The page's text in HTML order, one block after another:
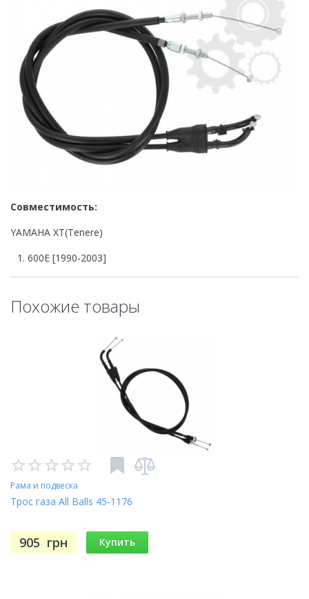
Совместимость:
YAMAHA XT(Tenere)
600E [1990-2003]
Похожие товары
Рама и подвеска
Трос газа All Balls 45-1176
905 грн Купить